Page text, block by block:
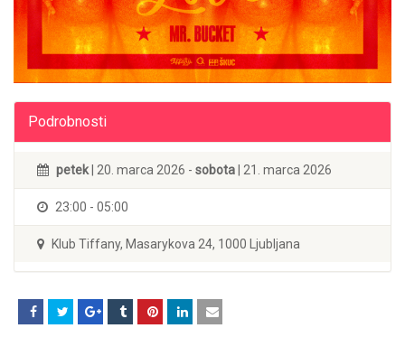
Podrobnosti
petek | 20. marca 2026 - sobota | 21. marca 2026
23:00 - 05:00
Klub Tiffany, Masarykova 24, 1000 Ljubljana